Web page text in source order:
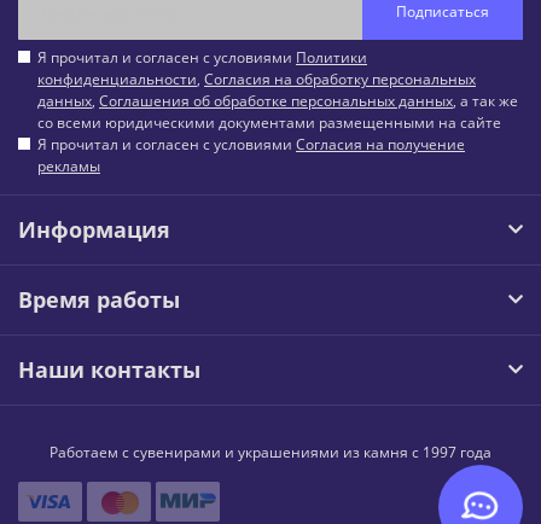
Подписаться
Я прочитал и согласен с условиями Политики
конфиденциальности, Согласия на обработку персональных
данных, Соглашения об обработке персональных данных, а так же
со всеми юридическими документами размещенными на сайте
Я прочитал и согласен с условиями Согласия на получение
рекламы
Информация
Время работы
Наши контакты
Работаем с сувенирами и украшениями из камня с 1997 года